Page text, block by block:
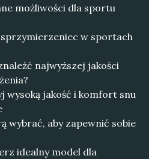
możliwości dla sportu
w sportach
najwyższej jakości
wysoką jakość i komfort snu
wybrać, aby zapewnić sobie
idealny model dla